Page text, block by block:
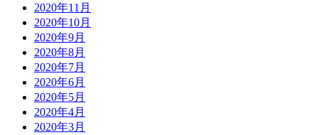
2020年11月
2020年10月
2020年9月
2020年8月
2020年7月
2020年6月
2020年5月
2020年4月
2020年3月